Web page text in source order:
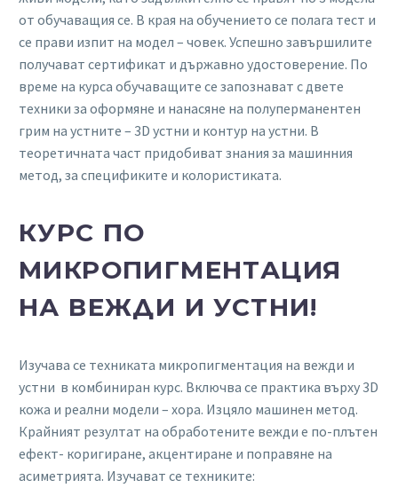
от обучаващия се. В края на обучението се полага тест и
се прави изпит на модел – човек. Успешно завършилите
получават сертификат и държавно удостоверение. По
време на курсa обучаващите се запознават с двете
техники за оформяне и нанасяне на полуперманентен
грим на устните – 3D устни и контур на устни. В
теоретичната част придобиват знания за машинния
метод, за спецификите и колористиката.
КУРС ПО
МИКРОПИГМЕНТАЦИЯ
НА ВЕЖДИ И УСТНИ!
Изучава се техниката микропигментация на вежди и
устни в комбиниран курс. Включва се практика върху 3D
кожа и реални модели – хора. Изцяло машинен метод.
Крайният резултат на обработените вежди е по-плътен
ефект- коригиране, акцентиране и поправяне на
асиметрията. Изучават се техниките: